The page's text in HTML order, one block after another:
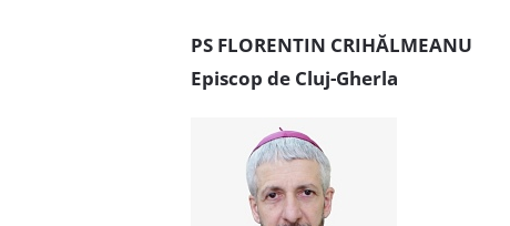
PS FLORENTIN CRIHĂLMEANU
Episcop de Cluj-Gherla